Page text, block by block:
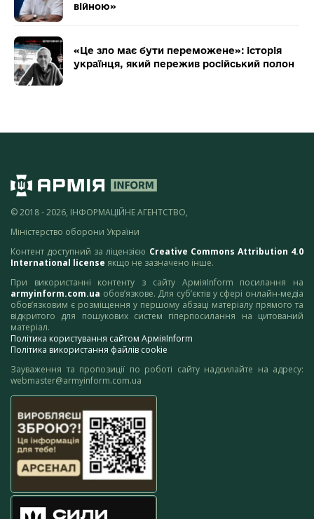
війною»
«Це зло має бути переможене»: історія
українця, який пережив російський полон
© 2018 - 2026, ІНФОРМАЦІЙНЕ АГЕНТСТВО,
Міністерство оборони України
Контент доступний за ліцензією Creative Commons Attribution 4.0
International license якщо не зазначено інше.
При використанні контенту з сайту АрміяInform посилання на
armyinform.com.ua обов’язкове. Для суб’єктів у сфері онлайн-медіа
обов’язковим є розміщення у першому абзаці матеріалу прямого та
відкритого для пошукових систем гіперпосилання на цитований
матеріал.
Політика користування сайтом АрміяInform
Політика використання файлів cookie
Зауваження та пропозиції по роботі сайту надсилайте на адресу:
webmaster@armyinform.com.ua